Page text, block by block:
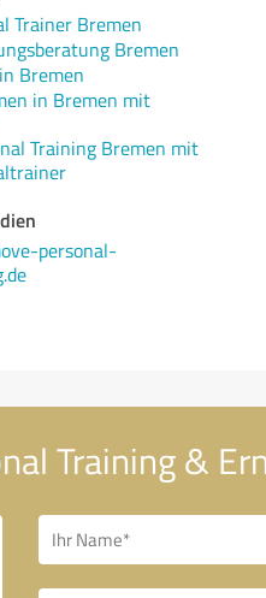
Trainer Bremen
Bremen
Bremen
in Bremen mit
Training Bremen mit
personal-
Training &